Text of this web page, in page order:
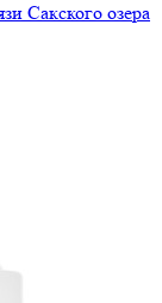
Сакского озера